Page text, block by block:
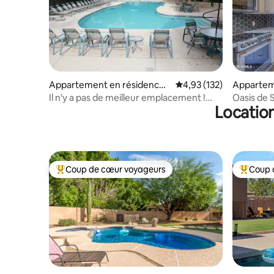
Appartement en résidence ⋅
Phoenix
Évaluation moyenne
4,93 (132)
Il n'y a pas de meilleur emplacement !
⋅
Oasis de
de bain -
Coups de cœur voyageurs les plus appréciés
Coup de cœur voyageurs Coups
Coup